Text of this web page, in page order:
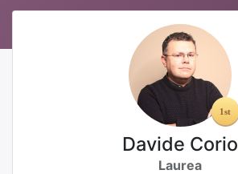
Davide Corio
Laurea